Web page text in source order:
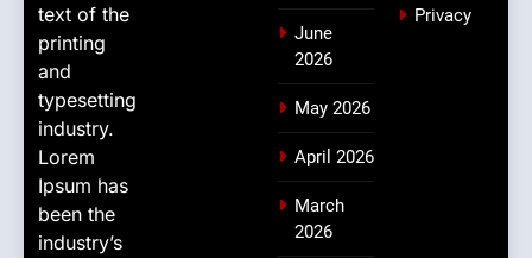
text of the
printing
and
typesetting
industry.
Lorem
Ipsum has
been the
industry’s
June
2026
May 2026
April 2026
March
2026
Privacy